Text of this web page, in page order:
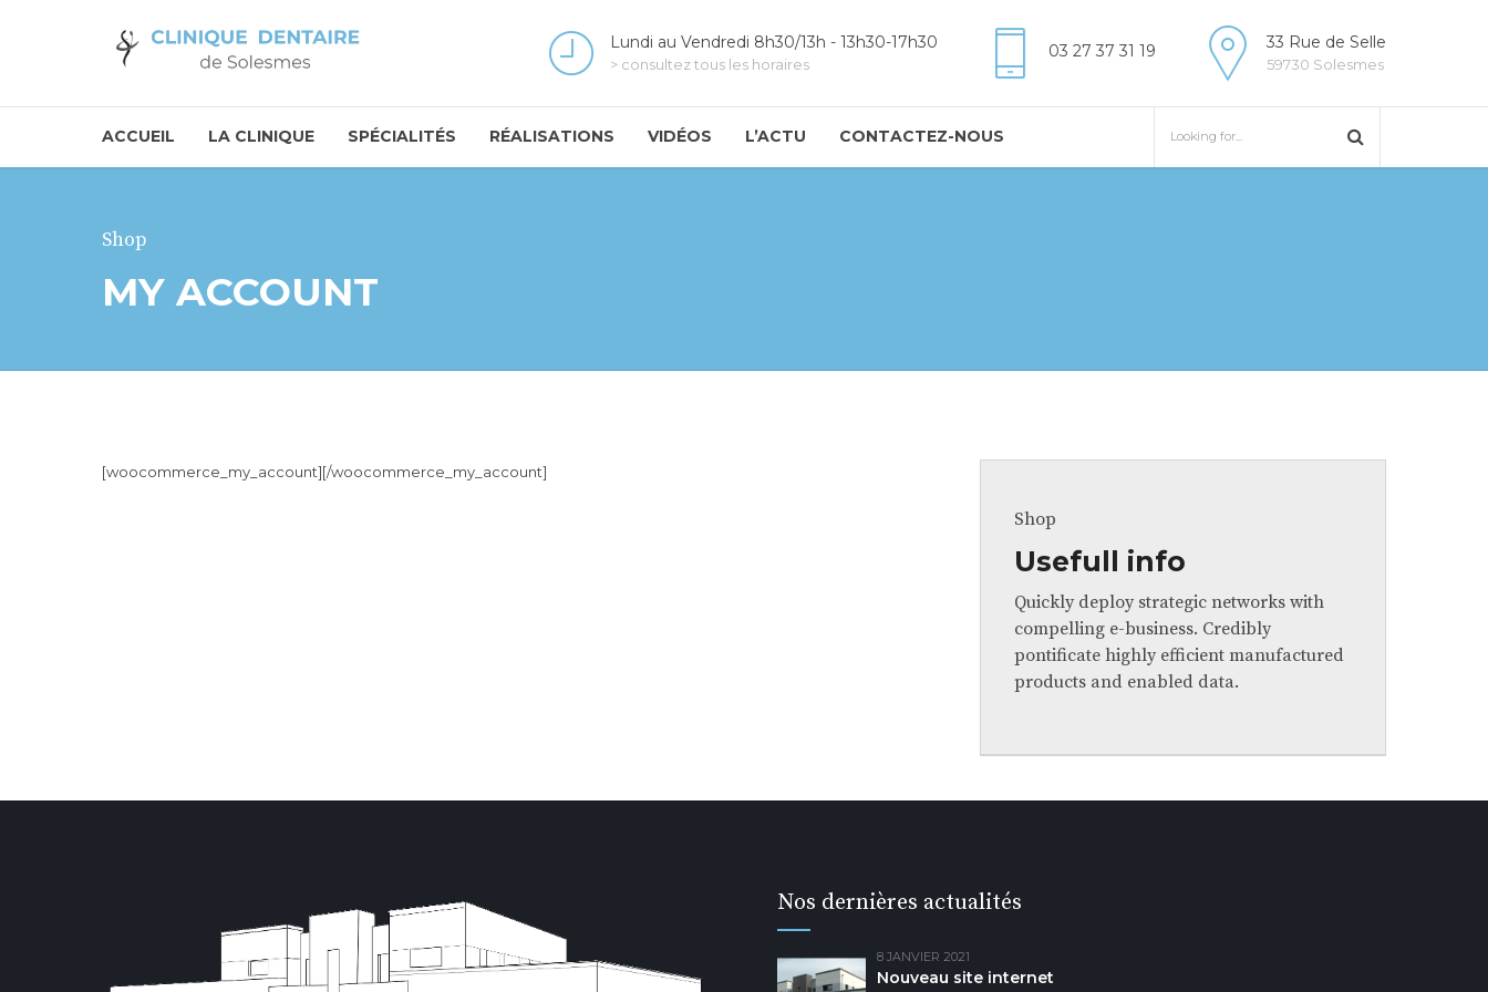
Lundi au Vendredi 8h30/13h - 13h30-17h30
> consultez tous les horaires
03 27 37 31 19 33 Rue de Selle
59730 Solesmes
ACCUEIL LA CLINIQUE SPÉCIALITÉS RÉALISATIONS VIDÉOS L’ACTU CONTACTEZ-NOUS
Shop
MY ACCOUNT
[woocommerce_my_account][/woocommerce_my_account]
Shop
Usefull info
Quickly deploy strategic networks with
compelling e-business. Credibly
pontificate highly efficient manufactured
products and enabled data.
Nos dernières actualités
8 JANVIER 2021
Nouveau site internet